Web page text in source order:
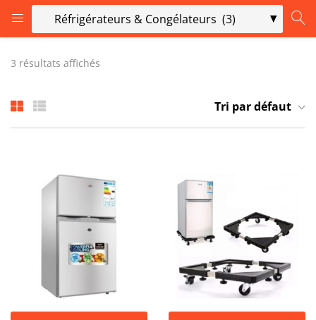
LOGIN
Enter your username and password to login.
Lost password?
3 résultats affichés
Tri par défaut